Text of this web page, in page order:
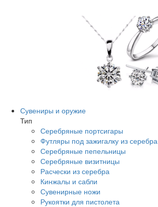
Сувениры и оружие
Тип
Серебряные портсигары
Футляры под зажигалку из серебра
Серебряные пепельницы
Серебряные визитницы
Расчески из серебра
Кинжалы и сабли
Сувенирные ножи
Рукоятки для пистолета